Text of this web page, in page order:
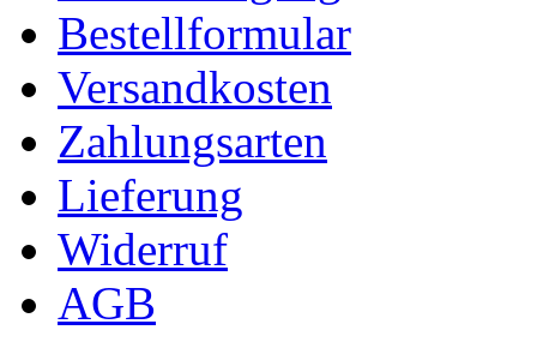
Bestellformular
Versandkosten
Zahlungsarten
Lieferung
Widerruf
AGB